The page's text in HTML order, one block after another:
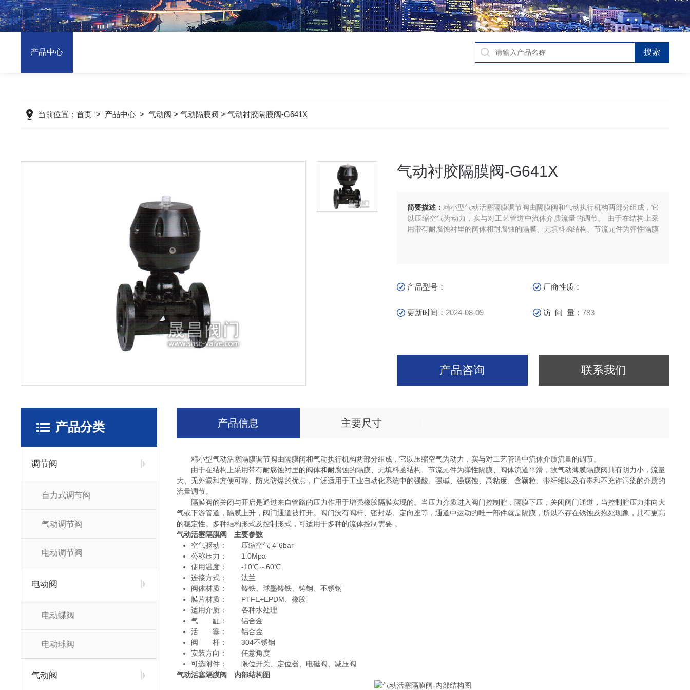
产品中心
当前位置：首页 > 产品中心 >气动阀 >气动隔膜阀 > 气动衬胶隔膜阀-G641X
气动衬胶隔膜阀-G641X
简要描述： 精小型气动活塞隔膜调节阀由隔膜阀和气动执行机构两部分组成，它
以压缩空气为动力，实与对工艺管道中流体介质流量的调节。 由于在结构上采
用带有耐腐蚀衬里的阀体和耐腐蚀的隔膜、无填料函结构、节流元件为弹性隔膜
产品型号： 厂商性质：
更新时间： 2024-08-09 访 问 量：783
产品咨询 联系我们
产品分类
调节阀
自力式调节阀
气动调节阀
电动调节阀
电动阀
电动蝶阀
电动球阀
气动阀
产品信息 主要尺寸
精小型气动活塞隔膜调节阀由隔膜阀和气动执行机构两部分组成，它以压缩空气为动力，实与对工艺管道中流体介质流量的调节。
由于在结构上采用带有耐腐蚀衬里的阀体和耐腐蚀的隔膜、无填料函结构、节流元件为弹性隔膜、阀体流道平滑，故气动薄膜隔膜阀具有阴力小，流量
大、无外漏和方便可靠、防火防爆的优点，广泛适用于工业自动化系统中的强酸、强碱、强腐蚀、高粘度、含颖粒、带纤维以及有毒和不充许污染的介质的
流量调节。
隔膜阀的关闭与开启是通过来自管路的压力作用于增强橡胶隔膜实现的。当压力介质进入阀门控制腔，隔膜下压，关闭阀门通道，当控制腔压力排向大
气或下游管道，隔膜上升，阀门通道被打开。阀门没有阀杆、密封垫、定向座等，通道中运动的唯一部件就是隔膜，所以不存在锈蚀及抱死现象，具有更高
的稳定性。多种结构形式及控制形式，可适用于多种的流体控制需要 。
气动活塞隔膜阀 主要参数
空气驱动： 压缩空气 4-6bar
公称压力： 1.0Mpa
使用温度： -10℃～60℃
连接方式： 法兰
阀体材质： 铸铁、球墨铸铁、铸钢、不锈钢
膜片材质： PTFE+EPDM、橡胶
适用介质： 各种水处理
气 缸： 铝合金
活 塞： 铝合金
阀 杆： 304不锈钢
安装方向： 任意角度
可选附件： 限位开关、定位器、电磁阀、减压阀
气动活塞隔膜阀 内部结构图